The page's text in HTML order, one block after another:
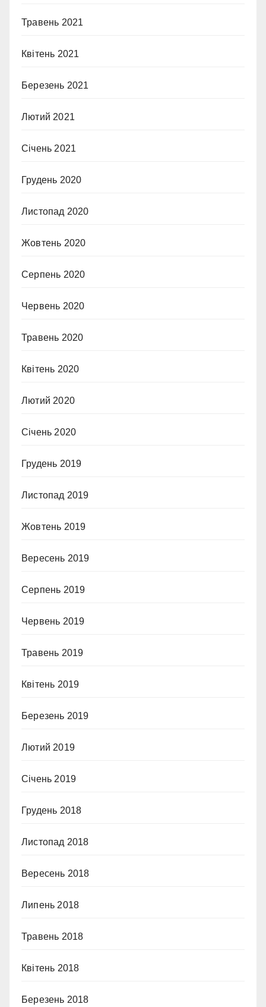
Травень 2021
Квітень 2021
Березень 2021
Лютий 2021
Січень 2021
Грудень 2020
Листопад 2020
Жовтень 2020
Серпень 2020
Червень 2020
Травень 2020
Квітень 2020
Лютий 2020
Січень 2020
Грудень 2019
Листопад 2019
Жовтень 2019
Вересень 2019
Серпень 2019
Червень 2019
Травень 2019
Квітень 2019
Березень 2019
Лютий 2019
Січень 2019
Грудень 2018
Листопад 2018
Вересень 2018
Липень 2018
Травень 2018
Квітень 2018
Березень 2018